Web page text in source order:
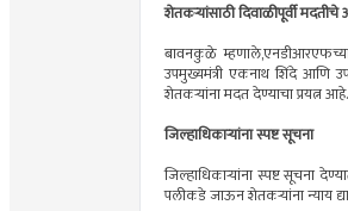
शेतकऱ्यांसाठी दिवाळीपूर्वी मदतीचे
बावनकुळे
उपमुख्यमंत्री एकनाथ शिंदे आणि
शेतकऱ्यांना मदत देण्याचा प्रयत्न आहे.
जिल्हाधिकाऱ्यांना स्पष्ट सूचना
जिल्हाधिकाऱ्यांना स्पष्ट सूचना
पलीकडे जाऊन शेतकऱ्यांना न्याय